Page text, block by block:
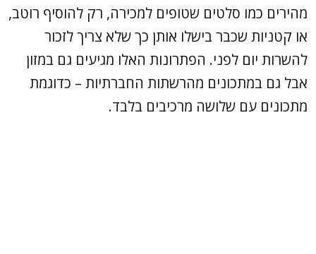
מהירים כמו סלטים שטופים למכירה, רק להוסיף רוטב,
או קטניות שכבר בישלו אותן כך שלא צריך לזכור
להשרות יום לפני. הפתרונות האלו מגיעים גם במזון
אבל גם במתכונים מהרשתות החברתיות – כדוגמת
מתכונים עם שלושה מרכיבים בלבד.